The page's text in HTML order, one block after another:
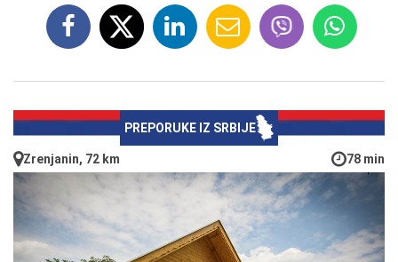
PREPORUKE IZ SRBIJE
Zrenjanin, 72 km 78 min